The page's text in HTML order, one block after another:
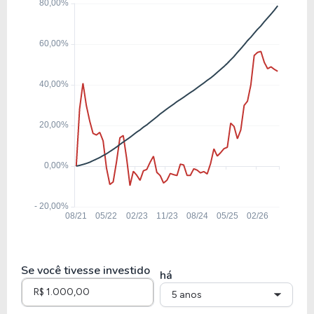
RENT3
5,01 0,93 18,60%
Se você tivesse investido há
5 anos